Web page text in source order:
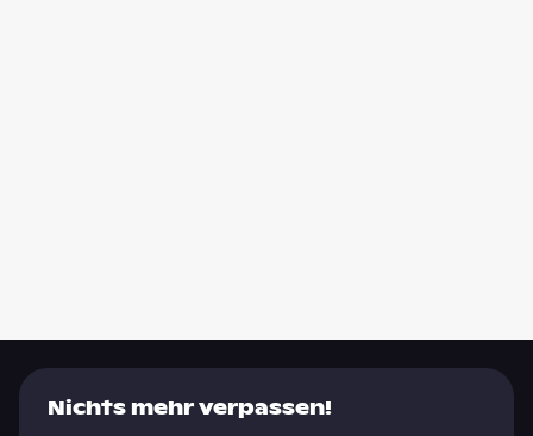
Nichts mehr verpassen!